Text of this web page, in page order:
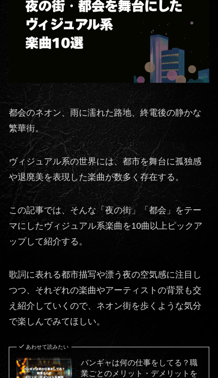
都会のネオン、雨に濡れた路地、終電後の静かな
繁華街。
ヴィジュアル系の世界には、都市を舞台に孤独感
や退廃美を表現した楽曲が数多く存在する。
この記事では、そんな「夜の街」「都会」をテー
マにしたヴィジュアル系楽曲を10曲以上ピックア
ップして紹介する。
歌詞に表れる都市描写や漂う夜の空気感に注目し
つつ、それぞれの楽曲やアーティストの背景も交
え紹介していくので、ネオン街を歩くような気分
で楽しんでみてほしい。
あわせて読みたい
バンギャは何の仕事をしてる？職
業ごとのメリット・デメリットを